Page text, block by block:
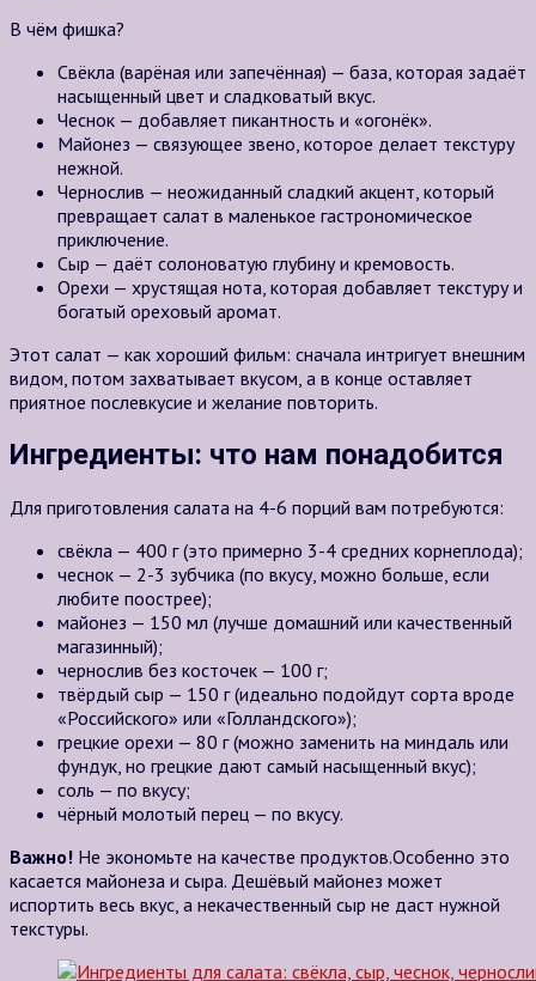
В чём фишка?
Свёкла (варёная или запечённая) — база, которая задаёт
насыщенный цвет и сладковатый вкус.
Чеснок — добавляет пикантность и «огонёк».
Майонез — связующее звено, которое делает текстуру
нежной.
Чернослив — неожиданный сладкий акцент, который
превращает салат в маленькое гастрономическое
приключение.
Сыр — даёт солоноватую глубину и кремовость.
Орехи — хрустящая нота, которая добавляет текстуру и
богатый ореховый аромат.
Этот салат — как хороший фильм: сначала интригует внешним
видом, потом захватывает вкусом, а в конце оставляет
приятное послевкусие и желание повторить.
Ингредиенты: что нам понадобится
Для приготовления салата на 4-6 порций вам потребуются:
свёкла — 400 г(это примерно 3-4 средних корнеплода);
чеснок — 2-3 зубчика (по вкусу, можно больше, если
любите поострее);
майонез — 150 мл (лучше домашний или качественный
магазинный);
чернослив без косточек — 100 г;
твёрдый сыр — 150 г(идеально подойдут сорта вроде
«Российского» или «Голландского»);
грецкие орехи — 80 г(можно заменить на миндаль или
фундук, но грецкие дают самый насыщенный вкус);
соль — по вкусу;
чёрный молотый перец — по вкусу.
Важно! Не экономьте на качестве продуктов.Особенно это
касается майонеза и сыра. Дешёвый майонез может
испортить весь вкус, а некачественный сыр не даст нужной
текстуры.